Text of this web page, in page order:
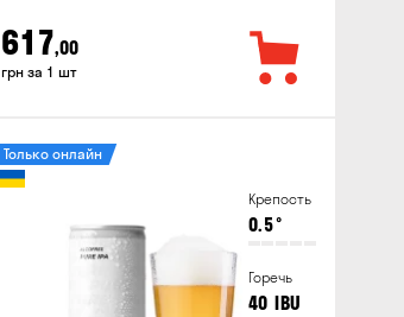
617,00
грн за 1 шт
Крепость
0.5°
Горечь
40 IBU
Только онлайн